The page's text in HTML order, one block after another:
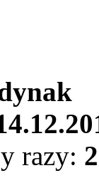
razy: